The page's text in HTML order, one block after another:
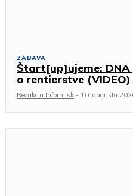
ZÁBAVA
Štart[up]ujeme:
o rentierstve (VIDEO)
Redakcia Infomi.sk - 10. augusta